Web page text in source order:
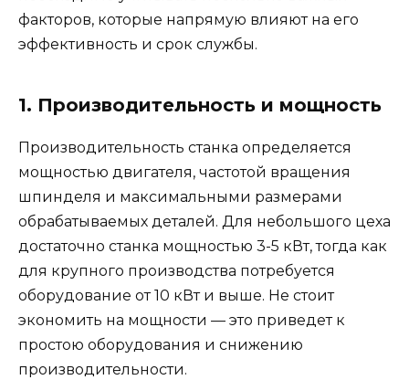
факторов, которые напрямую влияют на его
эффективность и срок службы.
1. Производительность и мощность
Производительность станка определяется
мощностью двигателя, частотой вращения
шпинделя и максимальными размерами
обрабатываемых деталей. Для небольшого цеха
достаточно станка мощностью 3-5 кВт, тогда как
для крупного производства потребуется
оборудование от 10 кВт и выше. Не стоит
экономить на мощности — это приведет к
простою оборудования и снижению
производительности.